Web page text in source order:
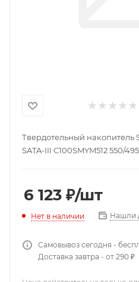
Твердотельный накопитель
SATA-III C100SMYM512 550/
6 123 ₽/шт
Нет в наличии Нашли
Самовывоз сегодня -
Доставка завтра - от 290 ₽